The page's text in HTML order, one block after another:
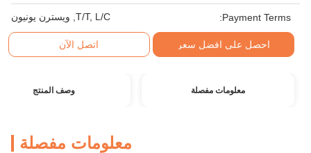
Payment Terms: T/T, L/C, ويسترن يونيون
احصل على افضل سعر اتصل الآن
معلومات مفصلة وصف المنتج
معلومات مفصلة